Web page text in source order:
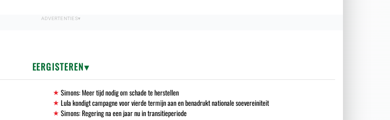
EERGISTEREN
Simons: Meer tijd nodig om schade te herstellen
Lula kondigt campagne voor vierde termijn aan en benadrukt nationale soevereiniteit
Simons: Regering na een jaar nu in transitieperiode